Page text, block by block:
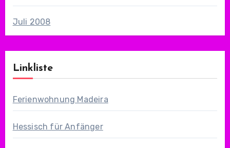
Juli 2008
Linkliste
Ferienwohnung Madeira
Hessisch für Anfänger